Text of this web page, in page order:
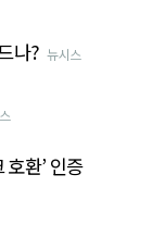
나? 뉴시스
환’ 인증